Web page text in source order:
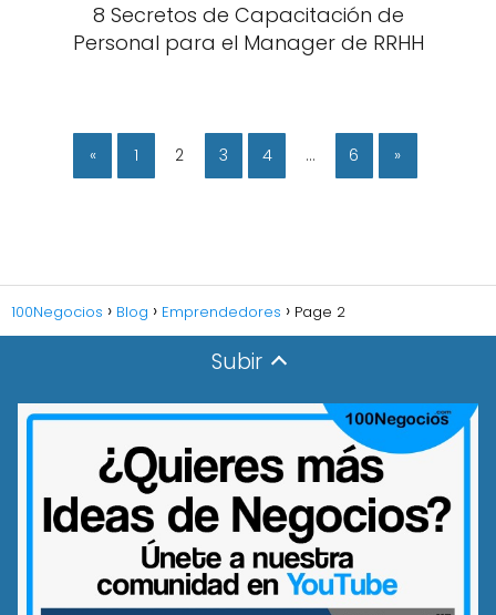
8 Secretos de Capacitación de
Personal para el Manager de RRHH
« 1 2 3 4 … 6 »
100Negocios Blog Emprendedores Page 2
Subir